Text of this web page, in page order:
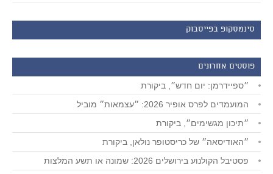
סינמסקופ בפייסבוק
פוסטים אחרונים
״ספיידרמן: יום חדש״, ביקורת
המועמדים לפרס אופיר 2026: ״עצמאות״ מוביל
״תיכון מגשימים״, ביקורת
״האודיסאה״ של כריסטופר נולאן, ביקורת
פסטיבל הקולנוע בירושלים 2026: שמונה או תשע המלצות